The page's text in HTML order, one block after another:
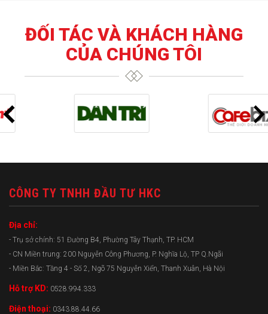
ĐỐI TÁC VÀ KHÁCH HÀNG
CỦA CHÚNG TÔI
CÔNG TY TNHH ĐẦU TƯ HKC
Địa chỉ:
- Trụ sở chính: 51 Đường B4, Phường Tây Thạnh, TP. HCM
- CN Miền trung: 200 Nguyễn Công Phương, P. Nghĩa Lộ, TP Q.Ngãi
- Miền Bắc: Tầng 4 - Số 2, Ngõ 75 Nguyễn Xiển, Thanh Xuân, Hà Nội
Hỗ trợ KD: 0528.994.333
Điện thoại: 0343.88.44.66